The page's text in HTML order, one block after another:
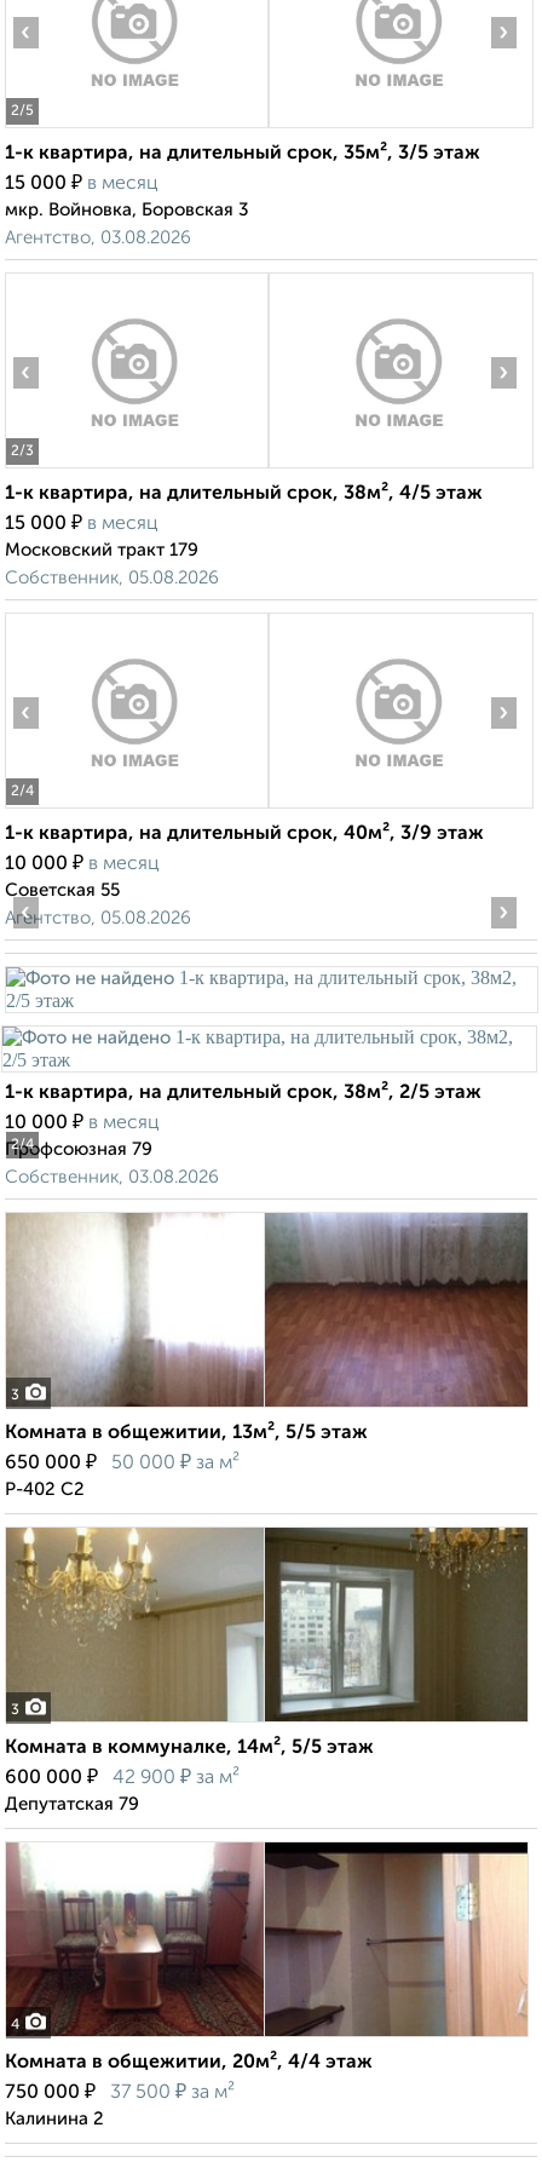
2/5
‹ ›
1-к квартира, на длительный срок, 35м², 3/5 этаж
15 000 ₽ в месяц
мкр. Войновка, Боровская 3
Агентство, 03.08.2026
2/3
‹ ›
1-к квартира, на длительный срок, 38м², 4/5 этаж
15 000 ₽ в месяц
Московский тракт 179
Собственник, 05.08.2026
2/4
‹ ›
1-к квартира, на длительный срок, 40м², 3/9 этаж
10 000 ₽ в месяц
Советская 55
Агентство, 05.08.2026
2/4
‹ ›
1-к квартира, на длительный срок, 38м², 2/5 этаж
10 000 ₽ в месяц
Профсоюзная 79
Собственник, 03.08.2026
3
Комната в общежитии, 13м², 5/5 этаж
650 000 ₽ 50 000 ₽ за м²
Р-402 С2
3
Комната в коммуналке, 14м², 5/5 этаж
600 000 ₽ 42 900 ₽ за м²
Депутатская 79
4
Комната в общежитии, 20м², 4/4 этаж
750 000 ₽ 37 500 ₽ за м²
Калинина 2